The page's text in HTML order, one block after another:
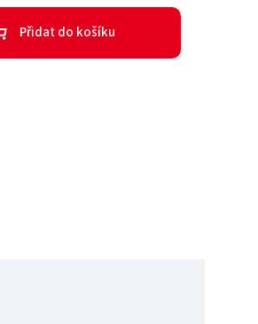
Přidat do košíku